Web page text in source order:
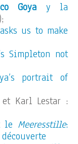
Goya y la
us to make
Simpleton not
portrait of
Karl Lestar :
Meeresstille: